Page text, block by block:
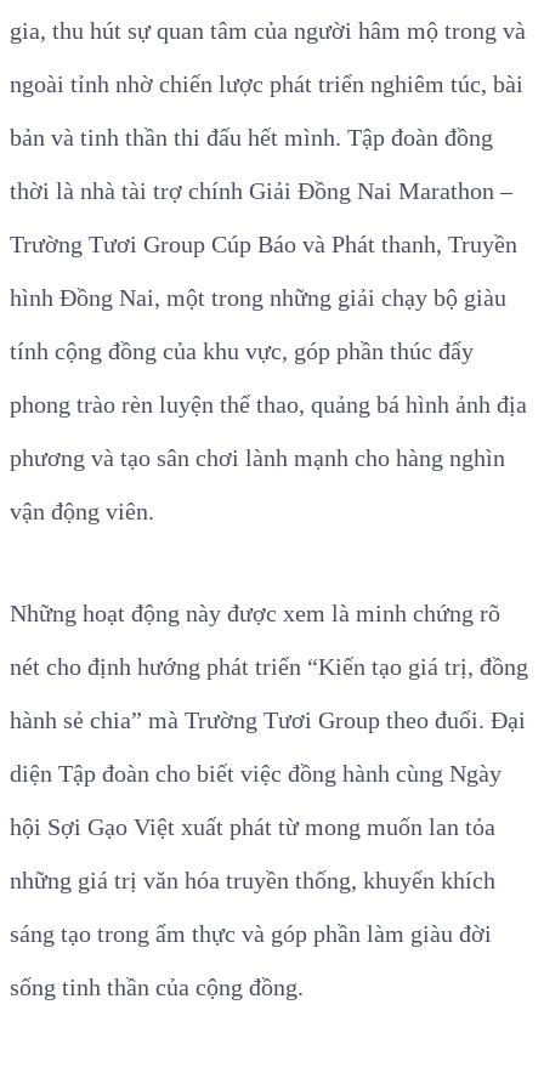
gia, thu hút sự quan tâm của người hâm mộ trong và
ngoài tỉnh nhờ chiến lược phát triển nghiêm túc, bài
bản và tinh thần thi đấu hết mình. Tập đoàn đồng
thời là nhà tài trợ chính Giải Đồng Nai Marathon –
Trường Tươi Group Cúp Báo và Phát thanh, Truyền
hình Đồng Nai, một trong những giải chạy bộ giàu
tính cộng đồng của khu vực, góp phần thúc đẩy
phong trào rèn luyện thể thao, quảng bá hình ảnh địa
phương và tạo sân chơi lành mạnh cho hàng nghìn
vận động viên.
Những hoạt động này được xem là minh chứng rõ
nét cho định hướng phát triển “Kiến tạo giá trị, đồng
hành sẻ chia” mà Trường Tươi Group theo đuổi. Đại
diện Tập đoàn cho biết việc đồng hành cùng Ngày
hội Sợi Gạo Việt xuất phát từ mong muốn lan tỏa
những giá trị văn hóa truyền thống, khuyến khích
sáng tạo trong ẩm thực và góp phần làm giàu đời
sống tinh thần của cộng đồng.